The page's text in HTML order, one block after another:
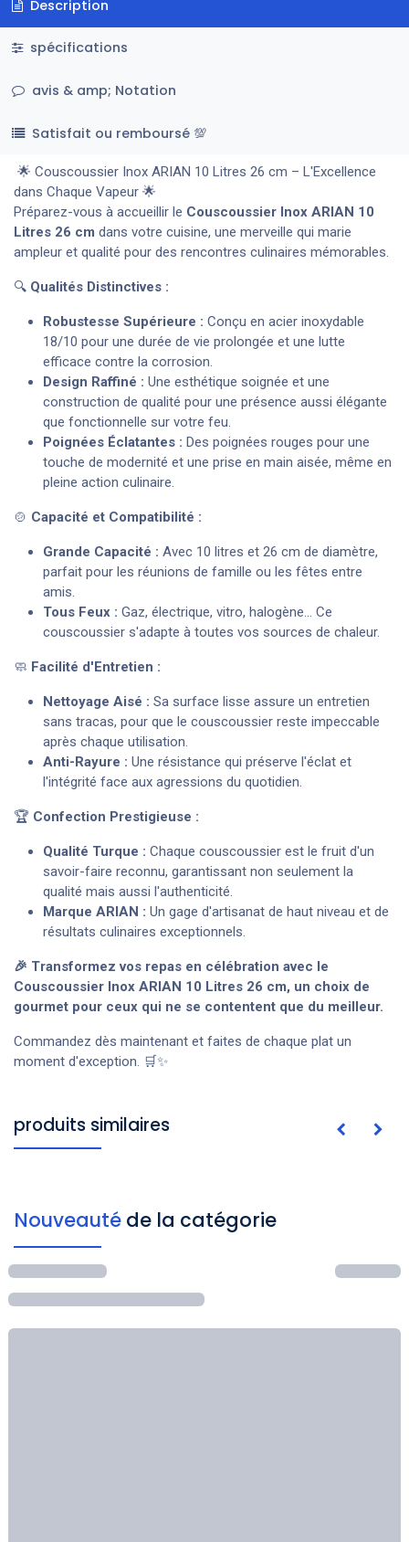
Description
spécifications
avis & amp; Notation
Satisfait ou remboursé 💯
🌟 Couscoussier Inox ARIAN 10 Litres 26 cm – L'Excellence
dans Chaque Vapeur 🌟
Préparez-vous à accueillir le Couscoussier Inox ARIAN 10
Litres 26 cm dans votre cuisine, une merveille qui marie
ampleur et qualité pour des rencontres culinaires mémorables.
🔍 Qualités Distinctives :
Robustesse Supérieure : Conçu en acier inoxydable
18/10 pour une durée de vie prolongée et une lutte
efficace contre la corrosion.
Design Raffiné : Une esthétique soignée et une
construction de qualité pour une présence aussi élégante
que fonctionnelle sur votre feu.
Poignées Éclatantes : Des poignées rouges pour une
touche de modernité et une prise en main aisée, même en
pleine action culinaire.
🍲 Capacité et Compatibilité :
Grande Capacité : Avec 10 litres et 26 cm de diamètre,
parfait pour les réunions de famille ou les fêtes entre
amis.
Tous Feux : Gaz, électrique, vitro, halogène... Ce
couscoussier s'adapte à toutes vos sources de chaleur.
🧼 Facilité d'Entretien :
Nettoyage Aisé : Sa surface lisse assure un entretien
sans tracas, pour que le couscoussier reste impeccable
après chaque utilisation.
Anti-Rayure : Une résistance qui préserve l'éclat et
l'intégrité face aux agressions du quotidien.
🏆 Confection Prestigieuse :
Qualité Turque : Chaque couscoussier est le fruit d'un
savoir-faire reconnu, garantissant non seulement la
qualité mais aussi l'authenticité.
Marque ARIAN : Un gage d'artisanat de haut niveau et de
résultats culinaires exceptionnels.
🎉 Transformez vos repas en célébration avec le
Couscoussier Inox ARIAN 10 Litres 26 cm, un choix de
gourmet pour ceux qui ne se contentent que du meilleur.
Commandez dès maintenant et faites de chaque plat un
moment d'exception. 🛒✨
produits similaires
Nouveauté de la catégorie